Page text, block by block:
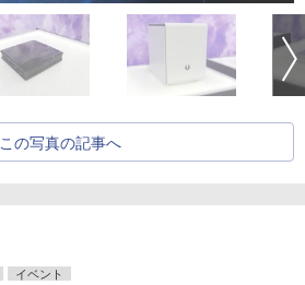
この写真の記事へ
イベント